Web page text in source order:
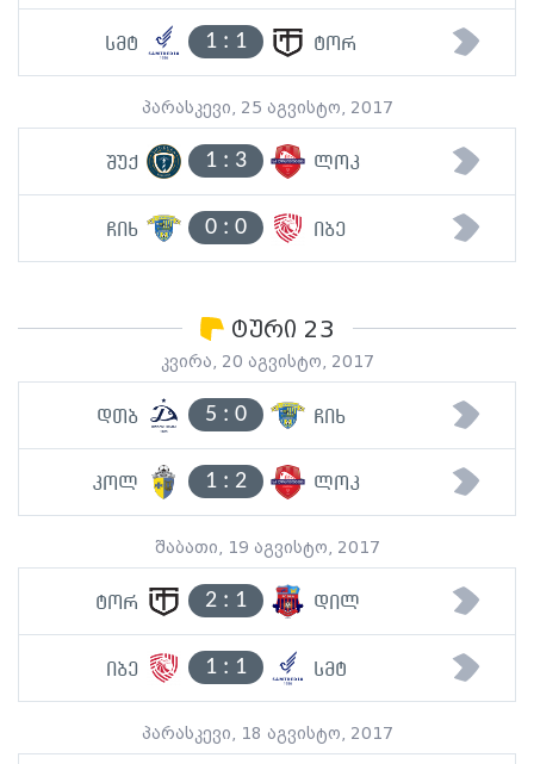
სმტ 1: 1 ტორ
პარასკევი, 25 აგვისტო, 2017
შუქ 1: 3 ლოკ
ჩიხ 0: 0 იბე
ტური 23
კვირა, 20 აგვისტო, 2017
დთბ 5 : 0 ჩიხ
კოლ 1: 2 ლოკ
შაბათი, 19 აგვისტო, 2017
ტორ 2: 1 დილ
იბე 1: 1 სმტ
პარასკევი, 18 აგვისტო, 2017